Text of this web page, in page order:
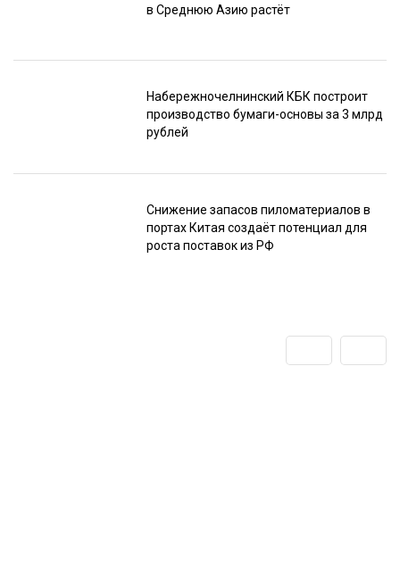
в Среднюю Азию растёт
Набережночелнинский КБК построит
производство бумаги-основы за 3 млрд
рублей
Снижение запасов пиломатериалов в
портах Китая создаёт потенциал для
роста поставок из РФ